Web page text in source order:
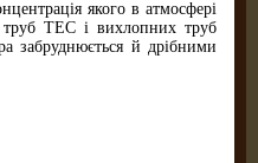
якого в атмосфері
труб ТЕС і вихлопних труб
забруднюється й дрібними